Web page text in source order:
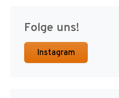
Folge uns!
Instagram